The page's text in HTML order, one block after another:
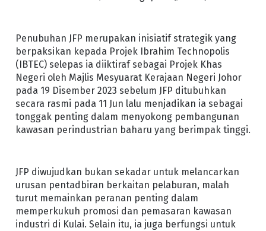
Penubuhan JFP merupakan inisiatif strategik yang
berpaksikan kepada Projek Ibrahim Technopolis
(IBTEC) selepas ia diiktiraf sebagai Projek Khas
Negeri oleh Majlis Mesyuarat Kerajaan Negeri Johor
pada 19 Disember 2023 sebelum JFP ditubuhkan
secara rasmi pada 11 Jun lalu menjadikan ia sebagai
tonggak penting dalam menyokong pembangunan
kawasan perindustrian baharu yang berimpak tinggi.
JFP diwujudkan bukan sekadar untuk melancarkan
urusan pentadbiran berkaitan pelaburan, malah
turut memainkan peranan penting dalam
memperkukuh promosi dan pemasaran kawasan
industri di Kulai. Selain itu, ia juga berfungsi untuk